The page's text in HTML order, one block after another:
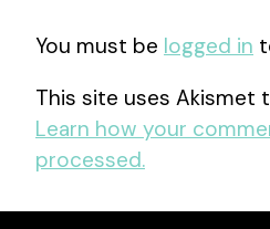
You must be logged in
This site uses Akismet
Learn how your
processed.